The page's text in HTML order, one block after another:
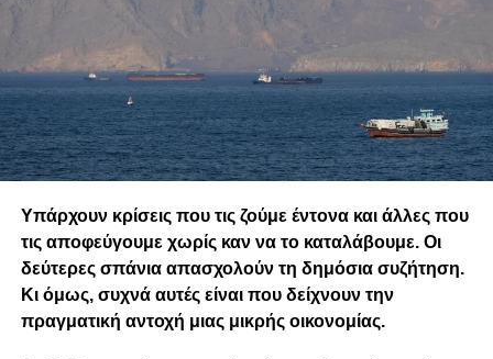
Υπάρχουν κρίσεις που τις ζούμε έντονα και άλλες που
τις αποφεύγουμε χωρίς καν να το καταλάβουμε. Οι
δεύτερες σπάνια απασχολούν τη δημόσια συζήτηση.
Κι όμως, συχνά αυτές είναι που δείχνουν την
πραγματική αντοχή μιας μικρής οικονομίας.